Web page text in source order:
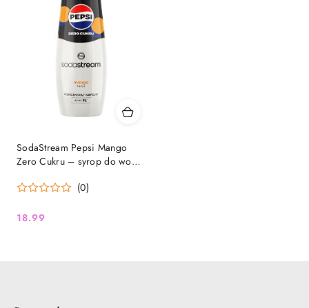
SodaStream Pepsi Mango
Zero Cukru – syrop do wody
(0)
Cena:
18.99